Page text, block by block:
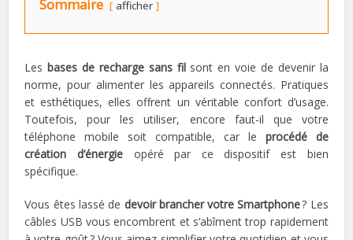
Sommaire afficher
Les bases de recharge sans filsont en voie de devenir la
norme, pour alimenter les appareils connectés. Pratiques
et esthétiques, elles offrent un véritable confort d’usage.
Toutefois, pour les utiliser, encore faut-il que votre
téléphone mobile soit compatible, car le procédé de
création d’énergieopéré par ce dispositif est bien
spécifique.
Vous êtes lassé de devoir brancher votre Smartphone? Les
câbles USB vous encombrent et s’abîment trop rapidement